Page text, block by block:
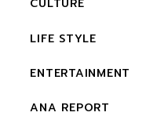
CULTURE
LIFE STYLE
ENTERTAINMENT
ANA REPORT